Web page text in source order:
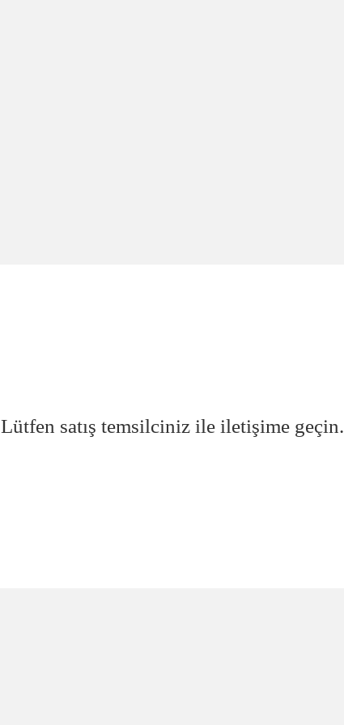
Lütfen satış temsilciniz ile iletişime geçin.